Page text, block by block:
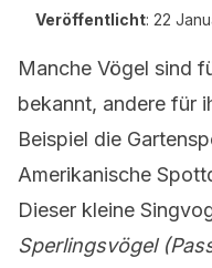
Veröffentlicht: 22
Manche Vögel sind
bekannt, andere für
Beispiel die
Amerikanische
Dieser kleine
Sperlingsvögel